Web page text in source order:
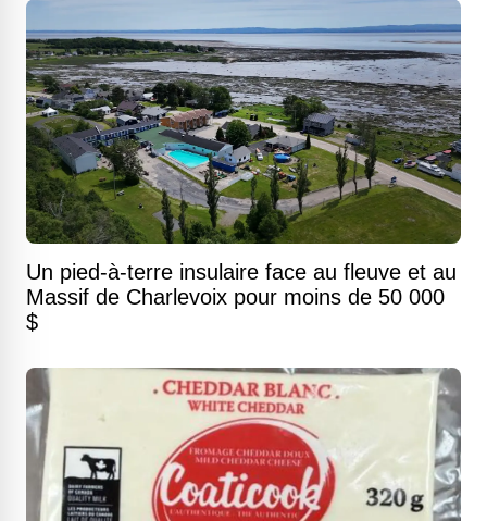
Un pied-à-terre insulaire face au fleuve et au
Massif de Charlevoix pour moins de 50 000
$